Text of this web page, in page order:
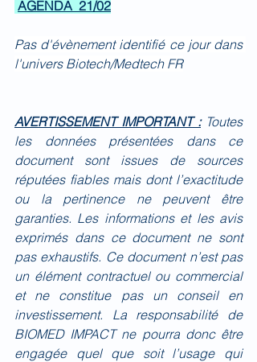
AGENDA  21/02
Pas d'évènement identifié ce jour dans
l'univers Biotech/Medtech FR
AVERTISSEMENT IMPORTANT : Toutes
les données présentées dans ce
document sont issues de sources
réputées fiables mais dont l’exactitude
ou la pertinence ne peuvent être
garanties. Les informations et les avis
exprimés dans ce document ne sont
pas exhaustifs. Ce document n’est pas
un élément contractuel ou commercial
et ne constitue pas un conseil en
investissement. La responsabilité de
BIOMED IMPACT ne pourra donc être
engagée quel que soit l’usage qui